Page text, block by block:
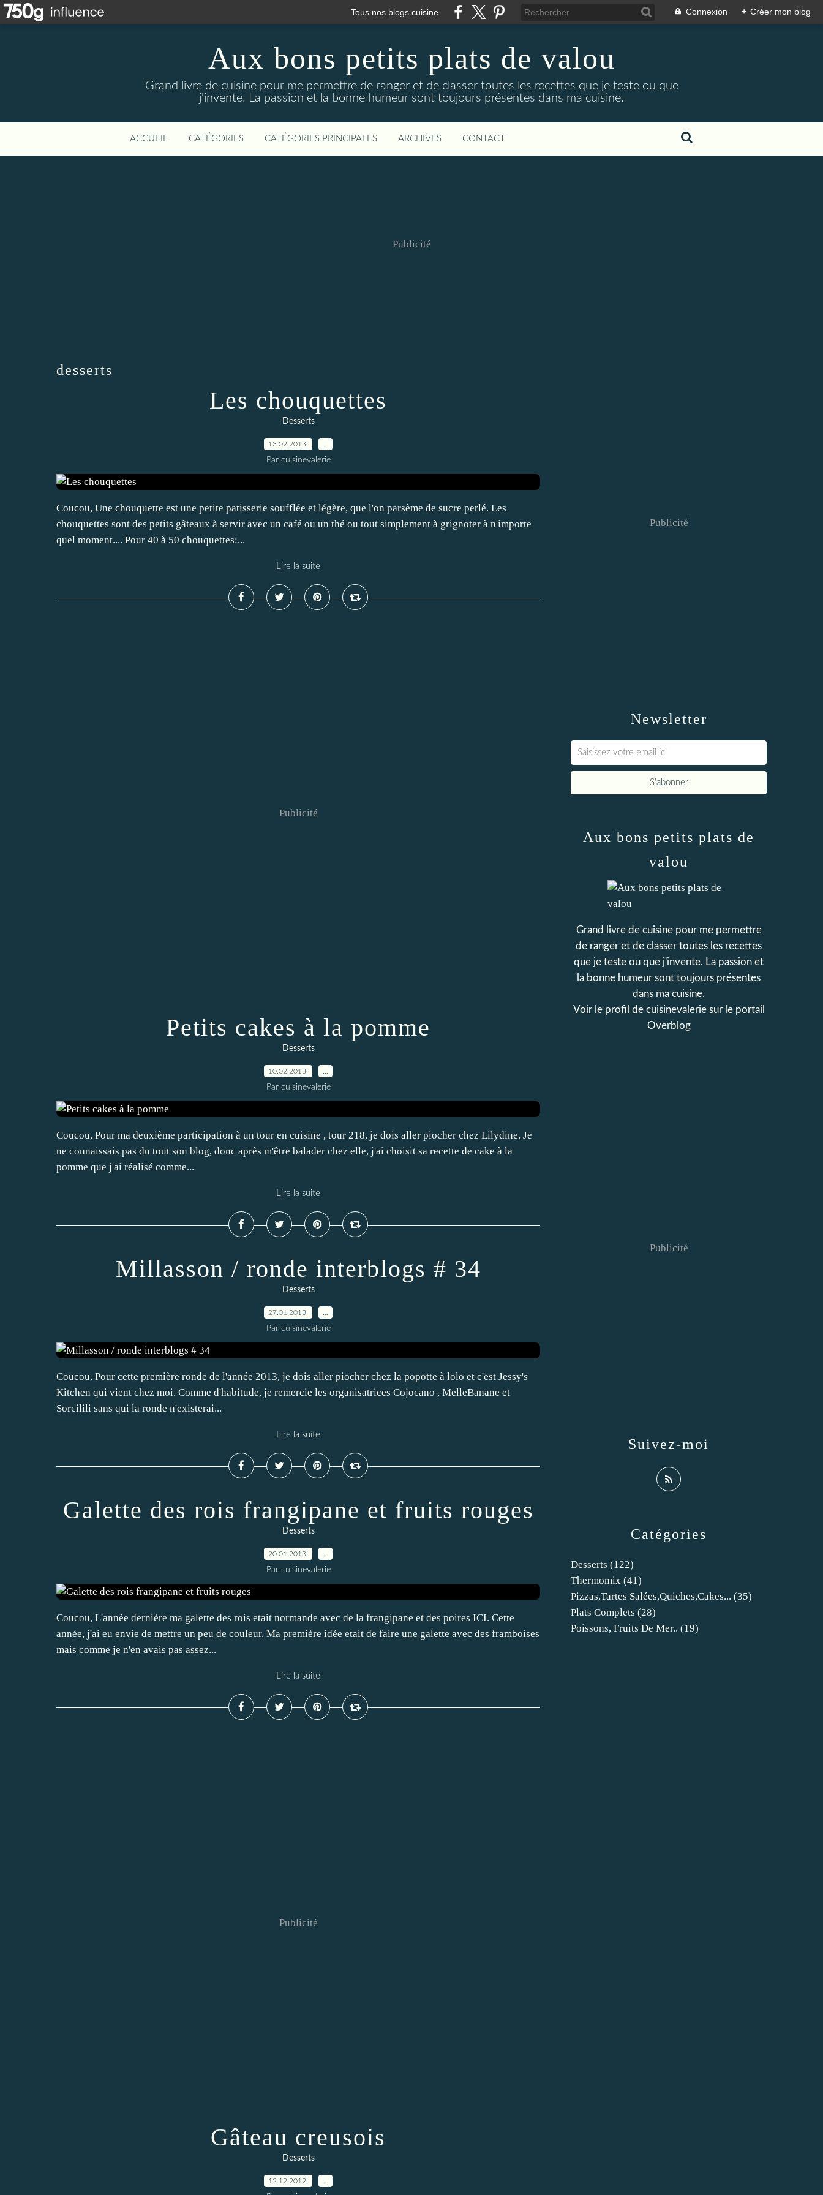
Tous nos blogs cuisine Connexion + Créer mon blog
Aux bons petits plats de valou
Grand livre de cuisine pour me permettre de ranger et de classer toutes les recettes que je teste ou que
j'invente. La passion et la bonne humeur sont toujours présentes dans ma cuisine.
ACCUEIL CATÉGORIES CATÉGORIES PRINCIPALES ARCHIVES CONTACT
Publicité
desserts
Les chouquettes
Desserts
13.02.2013
Par cuisinevalerie
Coucou, Une chouquette est une petite patisserie soufflée et légère, que l'on parsème de sucre perlé. Les
chouquettes sont des petits gâteaux à servir avec un café ou un thé ou tout simplement à grignoter à n'importe
quel moment.... Pour 40 à 50 chouquettes:...
Lire la suite
Publicité
Petits cakes à la pomme
Desserts
10.02.2013
Par cuisinevalerie
Coucou, Pour ma deuxième participation à un tour en cuisine , tour 218, je dois aller piocher chez Lilydine. Je
ne connaissais pas du tout son blog, donc après m'être balader chez elle, j'ai choisit sa recette de cake à la
pomme que j'ai réalisé comme...
Lire la suite
Millasson / ronde interblogs # 34
Desserts
27.01.2013
Par cuisinevalerie
Coucou, Pour cette première ronde de l'année 2013, je dois aller piocher chez la popotte à lolo et c'est Jessy's
Kitchen qui vient chez moi. Comme d'habitude, je remercie les organisatrices Cojocano , MelleBanane et
Sorcilili sans qui la ronde n'existerai...
Lire la suite
Galette des rois frangipane et fruits rouges
Desserts
20.01.2013
Par cuisinevalerie
Coucou, L'année dernière ma galette des rois etait normande avec de la frangipane et des poires ICI. Cette
année, j'ai eu envie de mettre un peu de couleur. Ma première idée etait de faire une galette avec des framboises
mais comme je n'en avais pas assez...
Lire la suite
Publicité
Gâteau creusois
Desserts
12.12.2012
Newsletter
Publicité
Catégories
Desserts (122)
Thermomix (41)
Pizzas,tartes Salées,quiches,cakes... (35)
Plats Complets (28)
Poissons, Fruits De Mer.. (19)
Aux bons petits plats de
valou
Grand livre de cuisine pour me permettre
de ranger et de classer toutes les recettes
que je teste ou que j'invente. La passion et
la bonne humeur sont toujours présentes
dans ma cuisine.
Voir le profil de cuisinevaleriesur le portail
Overblog
Suivez-moi
Publicité